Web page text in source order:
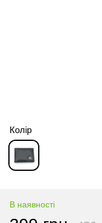
Колір
В наявності